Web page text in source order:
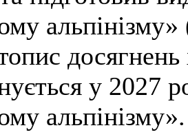
у 2027
альпінізму».